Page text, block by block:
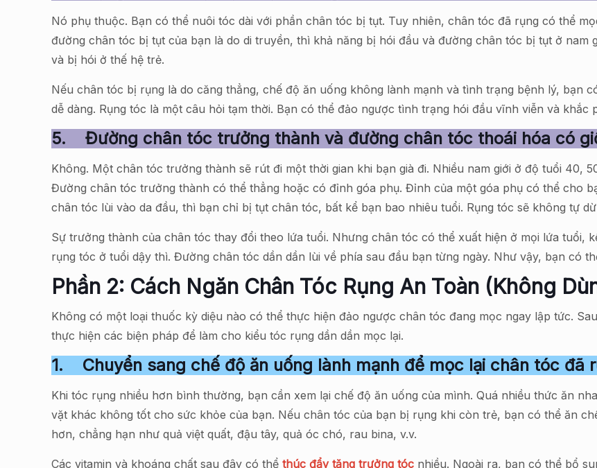
Nó phụ thuộc. Bạn có thể nuôi tóc dài với phần chân tóc bị tụt. Tuy nhiên, chân tóc đã rụng có thể
đường chân tóc bị tụt của bạn là do di truyền, thì khả năng bị hói đầu và đường chân tóc bị tụt ở nam
và bị hói ở thế hệ trẻ.
Nếu chân tóc bị rụng là do căng thẳng, chế độ ăn uống không lành mạnh và tình trạng bệnh lý, bạn
dễ dàng. Rụng tóc là một câu hỏi tạm thời. Bạn có thể đảo ngược tình trạng hói đầu vĩnh viễn và
5.Đường chân tóc trưởng thành và đường chân tóc thoái hóa có
Không. Một chân tóc trưởng thành sẽ rút đi một thời gian khi bạn già đi. Nhiều nam giới ở độ tuổi 40,
Đường chân tóc trưởng thành có thể thẳng hoặc có đỉnh góa phụ. Đỉnh của một góa phụ có thể cho
chân tóc lùi vào da đầu, thì bạn chỉ bị tụt chân tóc, bất kể bạn bao nhiêu tuổi. Rụng tóc sẽ không tự
Sự trưởng thành của chân tóc thay đổi theo lứa tuổi. Nhưng chân tóc có thể xuất hiện ở mọi lứa tuổi,
rụng tóc ở tuổi dậy thì. Đường chân tóc dần dần lùi về phía sau đầu bạn từng ngày. Như vậy, bạn có
Phần 2: Cách Ngăn Chân Tóc Rụng An Toàn (Không
Không có một loại thuốc kỳ diệu nào có thể thực hiện đảo ngược chân tóc đang mọc ngay lập tức.
thực hiện các biện pháp để làm cho kiểu tóc rụng dần dần mọc lại.
1. Chuyển sang chế độ ăn uống lành mạnh để mọc lại chân tóc đã
Khi tóc rụng nhiều hơn bình thường, bạn cần xem lại chế độ ăn uống của mình. Quá nhiều thức ăn
vặt khác không tốt cho sức khỏe của bạn. Nếu chân tóc của bạn bị rụng khi còn trẻ, bạn có thể ăn
hơn, chẳng hạn như quả việt quất, đậu tây, quả óc chó, rau bina, v.v.
Các vitamin và khoáng chất sau đây có thểthúc đẩy tăng trưởng tóc nhiều. Ngoài ra, bạn có thể bổ